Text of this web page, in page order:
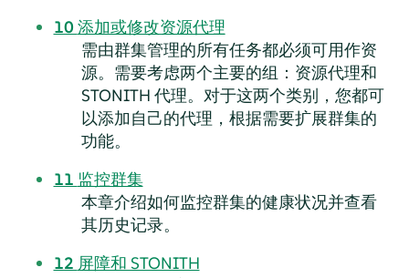
10添加或修改资源代理
需由群集管理的所有任务都必须可用作资
源。需要考虑两个主要的组：资源代理和
STONITH 代理。对于这两个类别，您都可
以添加自己的代理，根据需要扩展群集的
功能。
11 监控群集
本章介绍如何监控群集的健康状况并查看
其历史记录。
12 屏障和 STONITH